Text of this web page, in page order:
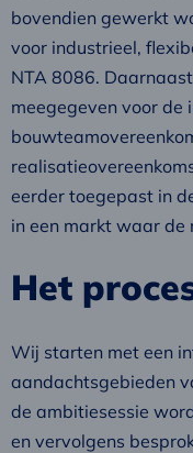
bovendien gewerkt
voor industrieel,
NTA 8086.
meegegeven voor de
eerder toegepast in
in een markt waar de
Het
Wij starten met een
aandachtsgebieden
de ambitiesessie
en vervolgens